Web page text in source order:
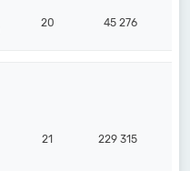
20 45 276
21 229 315